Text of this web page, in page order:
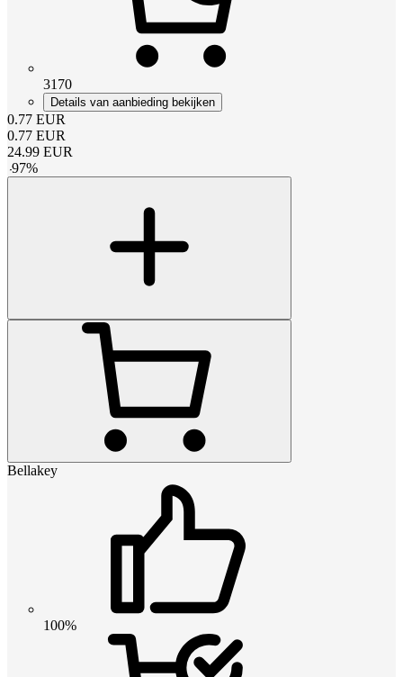
3170
Details van aanbieding bekijken
0.77 EUR
0.77 EUR
24.99 EUR
-97%
Bellakey
100%